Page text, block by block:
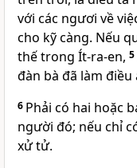
với các ngươi về
cho kỹ càng. Nếu
thế trong Ít-ra-en, 5
đàn bà đã làm
6 Phải có hai hoặc
người đó; nếu chỉ
xử tử.